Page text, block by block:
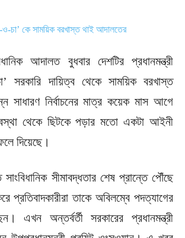
আদালত বুধবার দেশটির প্রধানমন্ত্রী
সরকারি দায়িত্ব থেকে সাময়িক বরখাস্ত
নির্বাচনের মাত্র কয়েক মাস আগে
থেকে ছিটকে পড়ার মতো একটা আইনী
দিয়েছে।
সাংবিধানিক সীমাবদ্ধতার শেষ প্রান্তে পৌঁছে
প্রতিবাদকারীরা তাকে অবিলম্বে পদত্যাগের
এখন অন্তর্বর্তী সরকারের প্রধানমন্ত্রী